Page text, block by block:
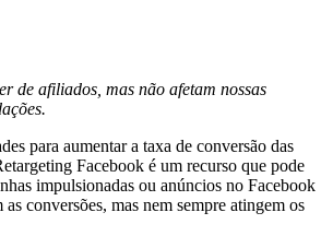
de afiliados, mas não afetam nossas
para aumentar a taxa de conversão das
Facebook é um recurso que pode
impulsionadas ou anúncios no Facebook
as conversões, mas nem sempre atingem os